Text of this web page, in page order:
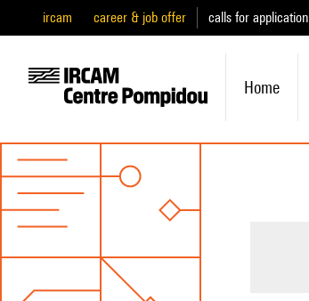
ircam career & job offer calls for application
Home